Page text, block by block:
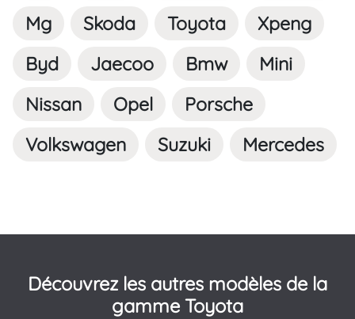
Mg
Skoda Toyota
Xpeng
Byd
Jaecoo Bmw
Mini
Nissan
Opel
Porsche
Volkswagen
Suzuki Mercedes
Découvrez les autres modèles de la
gamme Toyota